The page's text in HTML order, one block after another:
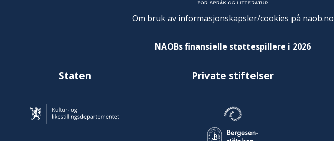
Om bruk av informasjonskapsler/cookies på naob.no
NAOBs finansielle støttespillere i 2026
Staten Private stiftelser